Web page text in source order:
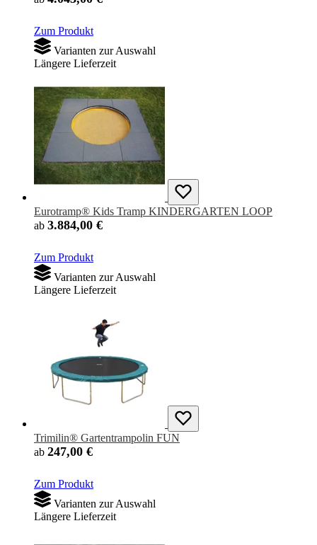
Zum Produkt
Varianten zur Auswahl
Längere Lieferzeit
Eurotramp® Kids Tramp KINDERGARTEN LOOP
ab 3.884,00 €
Zum Produkt
Varianten zur Auswahl
Längere Lieferzeit
Trimilin® Gartentrampolin FUN
ab 247,00 €
Zum Produkt
Varianten zur Auswahl
Längere Lieferzeit